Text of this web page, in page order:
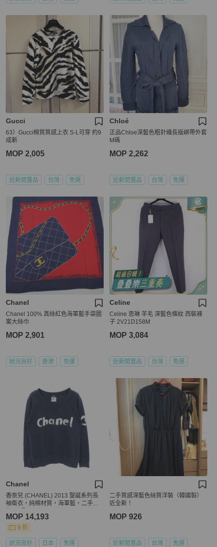
Gucci
63）Gucci棉質質感上衣 S-L可穿 約9
成新
MOP 2,005
近新閒置品 台灣 免運
Chloé
正品Chloe深藍色粗針織長版綁帶外套
M碼
MOP 2,262
近新閒置品 台灣 免運
Chanel
Chanel 100% 真絲紅色海軍藍手袋圖
案大絲巾
MOP 2,901
狀況良好 香港 免運
Celine
Celine 思琳 羊毛 深藍色條紋 西裝褲
子 2V21D158M
MOP 3,084
近新閒置品 台灣 免運
Chanel
香奈兒 (CHANEL) 2013 聖誕系列長
袖衛衣，純棉材質，海軍藍，二手女
MOP 14,193
9 折
狀況良好 日本 免運
二手質感深藍色絲質洋裝（韓國製）
近全新！
MOP 926
近新閒置品 台灣 免運